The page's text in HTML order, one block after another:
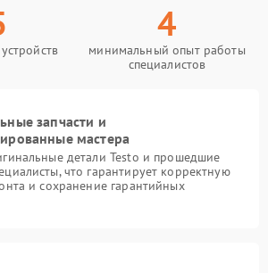
4
минимальный опыт работы
специалистов
запчасти и
мастера
детали Testo и прошедшие
что гарантирует корректную
и сохранение гарантийных